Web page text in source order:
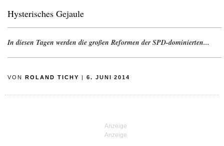
Hysterisches Gejaule
In diesen Tagen werden die großen Reformen der SPD-dominierten...
VON ROLAND TICHY | 6. JUNI 2014